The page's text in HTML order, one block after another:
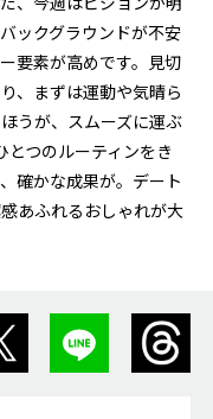
ックグラウンドが不安
要素が高めです。見切
、まずは運動や気晴ら
うが、スムーズに運ぶ
とつのルーティンをき
確かな成果が。デート
あふれるおしゃれが大